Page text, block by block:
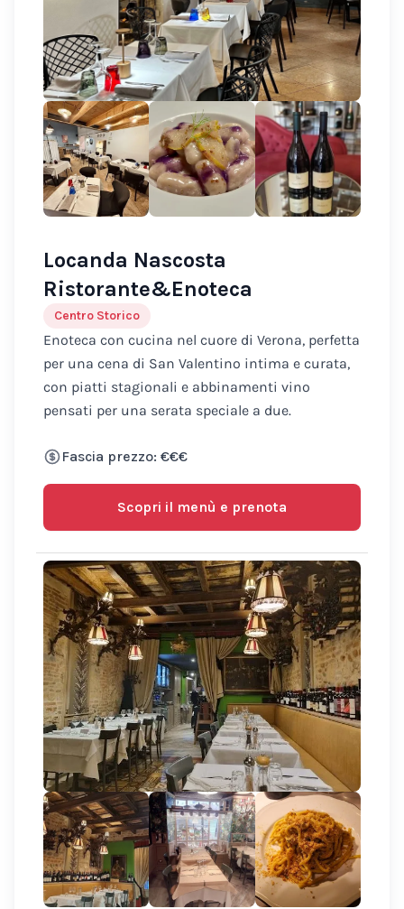
Locanda Nascosta
Ristorante&Enoteca
Centro Storico
Enoteca con cucina nel cuore di Verona, perfetta
per una cena di San Valentino intima e curata,
con piatti stagionali e abbinamenti vino
pensati per una serata speciale a due.
Fascia prezzo: €€€
Scopri il menù e prenota